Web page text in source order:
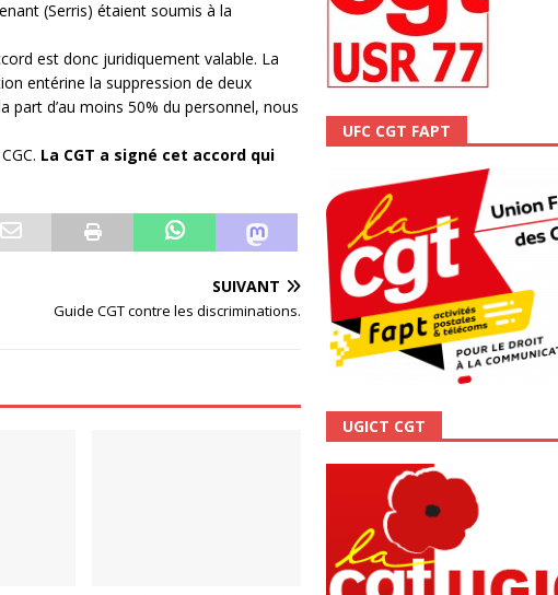
ACTUALITÉ
(Serris) étaient soumis à la
est donc juridiquement valable. La
entérine la suppression de deux
part d’au moins 50% du personnel, nous
La CGT a signé cet accord qui
SUIVANT
Guide CGT contre les discriminations.
UFC CGT FAPT
UGICT CGT